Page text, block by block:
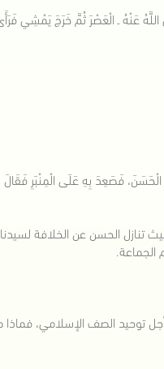
عَنْهُ ـ الْعَصْرَ ثُمَّ خَرَجَ يَمْشِي
فَصَعِدَ بِهِ عَلَى الْمِنْبَرِ
هذه النبوءة في سنة 41 هـ، حيث تنازل
الجماعة.
توحيد الصف الإسلامي،